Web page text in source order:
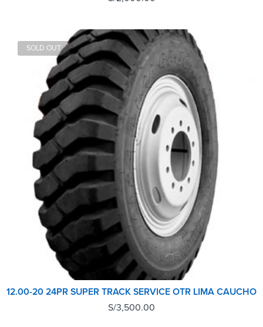
SOLD OUT
12.00-20 24PR SUPER TRACK SERVICE OTR LIMA CAUCHO
S/3,500.00